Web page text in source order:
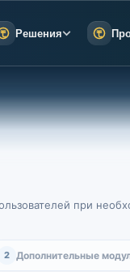
Решения
при
2 Дополнительные